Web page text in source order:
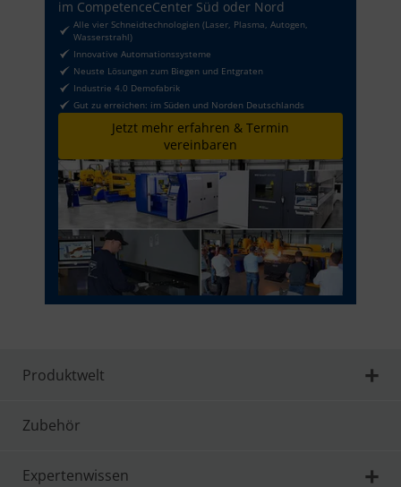
im CompetenceCenter Süd oder Nord
Alle vier Schneidtechnologien (Laser, Plasma, Autogen,
Wasserstrahl)
Innovative Automationssysteme
Neuste Lösungen zum Biegen und Entgraten
Industrie 4.0 Demofabrik
Gut zu erreichen: im Süden und Norden Deutschlands
Jetzt mehr erfahren & Termin
vereinbaren
Produktwelt
Zubehör
Expertenwissen